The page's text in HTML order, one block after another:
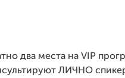
два места на VIP
ЛИЧНО